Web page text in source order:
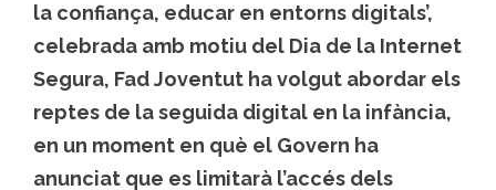
la confiança, educar en entorns digitals’,
celebrada amb motiu del Dia de la Internet
Segura, Fad Joventut ha volgut abordar els
reptes de la seguida digital en la infància,
en un moment en què el Govern ha
anunciat que es limitarà l’accés dels